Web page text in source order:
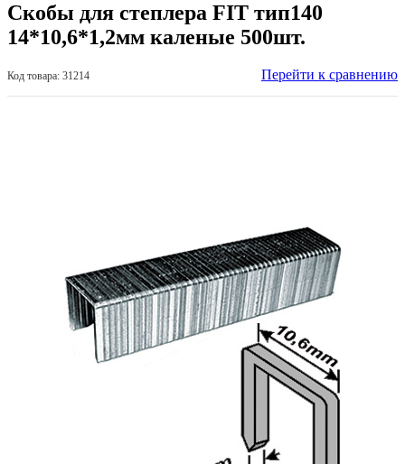
Скобы для степлера FIT тип140
14*10,6*1,2мм каленые 500шт.
Код товара: 31214 Перейти к сравнению